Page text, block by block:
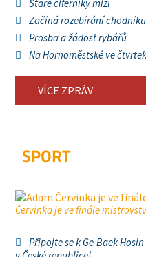
Staré ciferníky mizí
Začíná rozebírání
Prosba a žádost rybářů
Na Hornoměstské ve
VÍCE ZPRÁV
SPORT
Červinka je ve finále
Připojte se k Ge-Baek